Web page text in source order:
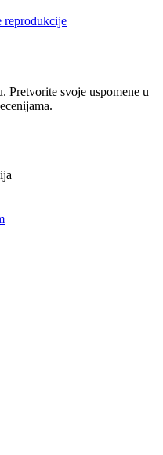
reprodukcije
Pretvorite svoje uspomene u